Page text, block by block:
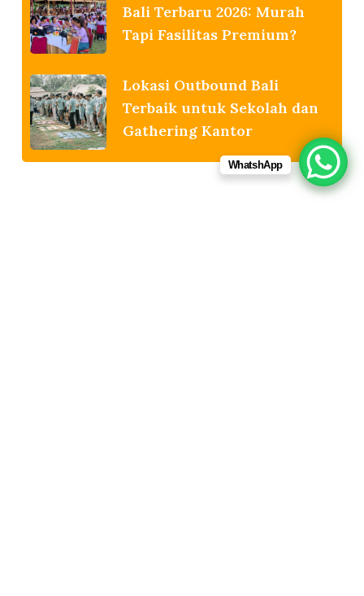
Bali Terbaru 2026: Murah
Tapi Fasilitas Premium?
Lokasi Outbound Bali
Terbaik untuk Sekolah dan
Gathering Kantor
WhatshApp